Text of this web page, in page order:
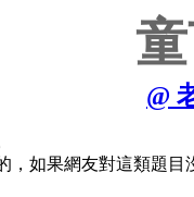
@
，如果網友對這類題